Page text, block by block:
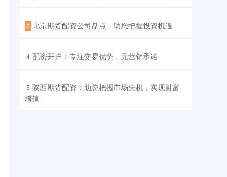
3 ​北京期货配资公司盘点：助您把握投资机遇
4 ​配资开户：专注交易优势，无营销承诺
5 ​陕西期货配资：助您把握市场先机，实现财富
增值